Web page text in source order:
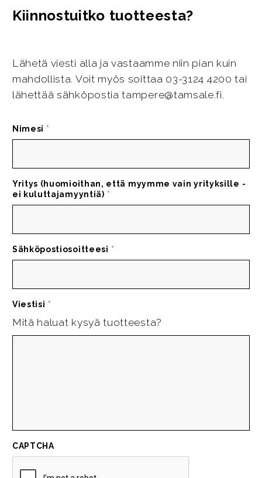
Kiinnostuitko tuotteesta?
Lähetä viesti alla ja vastaamme niin pian kuin
mahdollista. Voit myös soittaa 03-3124 4200 tai
lähettää sähköpostia tampere@tamsale.fi.
Nimesi *
Yritys (huomioithan, että myymme vain yrityksille -
ei kuluttajamyyntiä) *
Sähköpostiosoitteesi *
Viestisi *
Mitä haluat kysyä tuotteesta?
CAPTCHA